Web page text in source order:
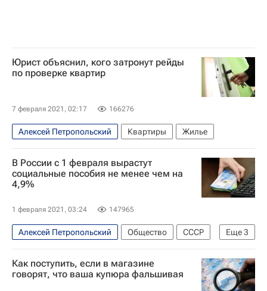
Юрист объяснил, кого затронут рейды
по проверке квартир
7 февраля 2021, 02:17 166276
Алексей Петропольский Квартиры Жилье
В России с 1 февраля вырастут
социальные пособия не менее чем на
4,9%
1 февраля 2021, 03:24 147965
Еще3
Алексей Петропольский Общество
СССР
Федеральная служба государственной статистики (Росстат)
Россия
Егор Редин
Как поступить, если в магазине
говорят, что ваша купюра фальшивая